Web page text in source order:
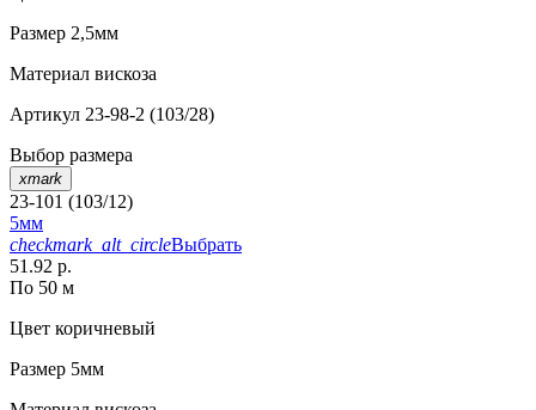
Размер 2,5мм
Материал вискоза
Артикул 23-98-2 (103/28)
Выбор размера
xmark
23-101 (103/12)
5мм
checkmark_alt_circleВыбрать
51.92 р.
По 50 м
Цвет коричневый
Размер 5мм